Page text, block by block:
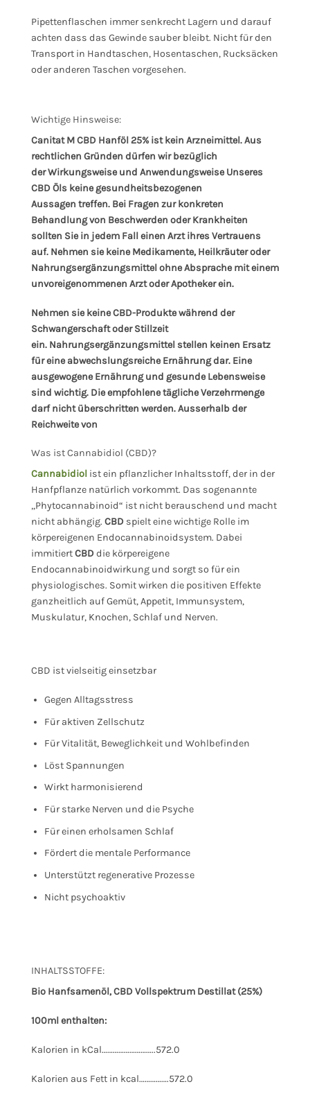
Pipettenflaschen immer senkrecht Lagern und darauf
achten dass das Gewinde sauber bleibt. Nicht für den
Transport in Handtaschen, Hosentaschen, Rucksäcken
oder anderen Taschen vorgesehen.
Wichtige Hinsweise:
Canitat M CBD Hanföl 25% ist kein Arzneimittel. Aus
rechtlichen Gründen dürfen wir bezüglich
der Wirkungsweise und Anwendungsweise Unseres
CBD Öls keine gesundheitsbezogenen
Aussagen treffen. Bei Fragen zur konkreten
Behandlung von Beschwerden oder Krankheiten
sollten Sie in jedem Fall einen Arzt ihres Vertrauens
auf. Nehmen sie keine Medikamente, Heilkräuter oder
Nahrungsergänzungsmittel ohne Absprache mit einem
unvoreigenommenen Arzt oder Apotheker ein.
Nehmen sie keine CBD-Produkte während der
Schwangerschaft oder Stillzeit
ein. Nahrungsergänzungsmittel stellen keinen Ersatz
für eine abwechslungsreiche Ernährung dar. Eine
ausgewogene Ernährung und gesunde Lebensweise
sind wichtig. Die empfohlene tägliche Verzehrmenge
darf nicht überschritten werden. Ausserhalb der
Reichweite von
Was ist Cannabidiol (CBD)?
Cannabidiol ist ein pflanzlicher Inhaltsstoff, der in der
Hanfpflanze natürlich vorkommt. Das sogenannte
„Phytocannabinoid“ ist nicht berauschend und macht
nicht abhängig. CBD spielt eine wichtige Rolle im
körpereigenen Endocannabinoidsystem. Dabei
immitiertCBDdie körpereigene
Endocannabinoidwirkung und sorgt so für ein
physiologisches. Somit wirken die positiven Effekte
ganzheitlich auf Gemüt, Appetit, Immunsystem,
Muskulatur, Knochen, Schlaf und Nerven.
CBD ist vielseitig einsetzbar
Gegen Alltagsstress
Für aktiven Zellschutz
Für Vitalität, Beweglichkeit und Wohlbefinden
Löst Spannungen
Wirkt harmonisierend
Für starke Nerven und die Psyche
Für einen erholsamen Schlaf
Fördert die mentale Performance
Unterstützt regenerative Prozesse
Nicht psychoaktiv
INHALTSSTOFFE:
Bio Hanfsamenöl, CBD Vollspektrum Destillat (25%)
100ml enthalten:
Kalorien in kCal………………………..572.0
Kalorien aus Fett in kcal…………….572.0